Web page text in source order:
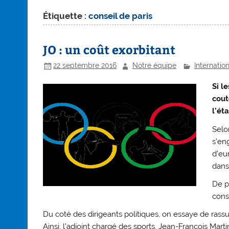
Étiquette :conseil de paris
JO : un coût exorbitant
22 septembre 2016 Notre équipe
Si
De
Du coté des dirigeants politiques, on essaye de
Ainsi, l’adjoint chargé des sports, Jean-François